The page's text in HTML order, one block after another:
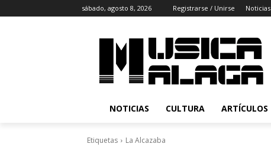
sábado, agosto 8, 2026 Registrarse / Unirse Noticias
NOTICIAS CULTURA ARTÍCULOS
Etiquetas La Alcazaba